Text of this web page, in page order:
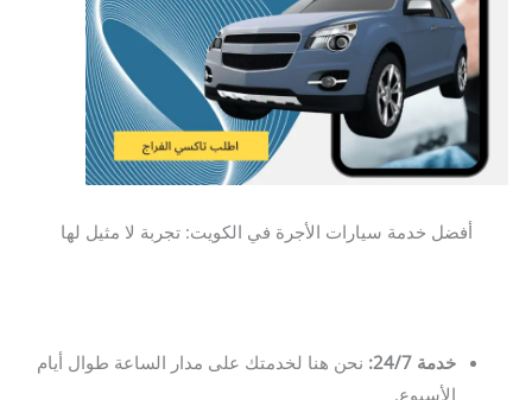
أفضل خدمة سيارات الأجرة في الكويت: تجربة لا مثيل لها
خدمة 24/7:
نحن هنا لخدمتك على مدار الساعة طوال أيام
الأسبوع.